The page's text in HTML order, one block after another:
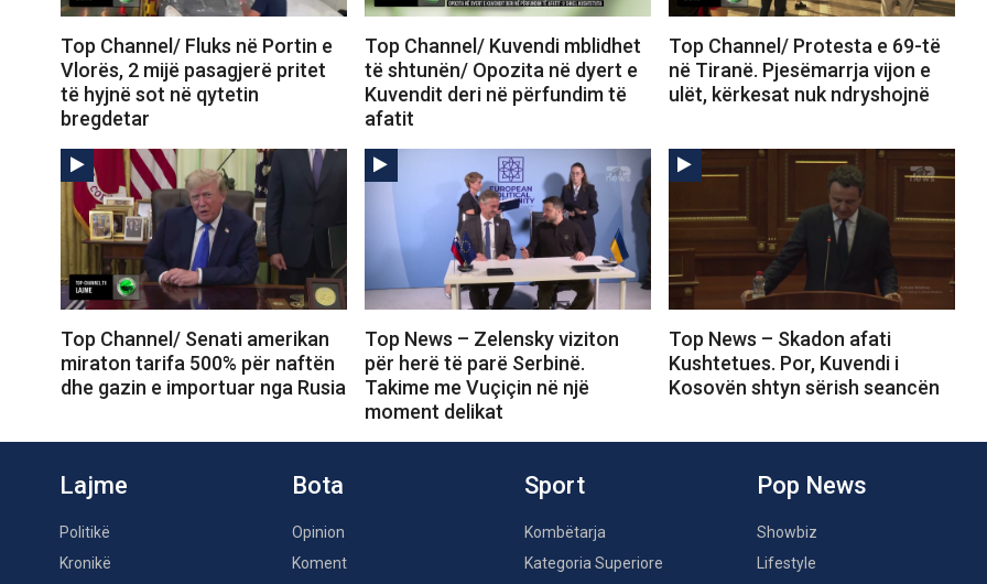
Top Channel/ Fluks në Portin e
Vlorës, 2 mijë pasagjerë pritet
të hyjnë sot në qytetin
bregdetar
Top Channel/ Kuvendi mblidhet
të shtunën/ Opozita në dyert e
Kuvendit deri në përfundim të
afatit
Top Channel/ Protesta e 69-të
në Tiranë. Pjesëmarrja vijon e
ulët, kërkesat nuk ndryshojnë
Top Channel/ Senati amerikan
miraton tarifa 500% për naftën
dhe gazin e importuar nga Rusia
Top News – Zelensky viziton
për herë të parë Serbinë.
Takime me Vuçiçin në një
moment delikat
Top News – Skadon afati
Kushtetues. Por, Kuvendi i
Kosovën shtyn sërish seancën
Lajme
Politikë
Kronikë
Bota
Opinion
Koment
Sport
Kombëtarja
Kategoria Superiore
Pop News
Showbiz
Lifestyle